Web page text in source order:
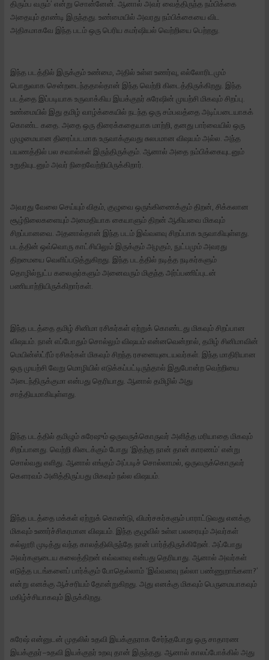
திரும்ப வரும்’ என்று சொன்னேன். ஆனால் அவர் வைத்திருந்த நம்பிக்கை
அதையும் தாண்டி இருந்தது. உண்மையில் அவரது நம்பிக்கையை விட
அதிகமாகவே இந்த படம் ஒரு பெரிய கமர்ஷியல் வெற்றியை பெற்றது.
இந்த படத்தில் இருக்கும் உண்மை, அதில் உள்ள உணர்வு, எல்லோரிடமும்
பொதுவாக சென்றடைந்ததால்தான் இந்த வெற்றி கிடைத்திருக்கிறது. இந்த
படத்தை இப்படியாக உருவாக்கிய இயக்குநர் சுரேஷின் முயற்சி மிகவும் சிறப்பு.
உண்மையில் இது தமிழ் வாழ்க்கையில் நடந்த ஒரு சம்பவத்தை அடிப்படையாகக்
கொண்ட கதை. அதை ஒரு திரைக்கதையாக மாற்றி, தனது பார்வையில் ஒரு
முழுமையான திரைப்படமாக உருவாக்குவது சுலபமான விஷயம் அல்ல. அந்த
பயணத்தில் பல சவால்கள் இருந்திருக்கும். ஆனால் அதை நம்பிக்கையுடனும்
உறுதியுடனும் அவர் நிறைவேற்றியிருக்கிறார்.
அவரது வேலை செய்யும் விதம், குழுவை ஒருங்கிணைக்கும் திறன், சிக்கலான
சூழ்நிலைகளையும் அமைதியாக கையாளும் திறன் ஆகியவை மிகவும்
சிறப்பானவை. அதனால்தான் இந்த படம் இவ்வளவு சிறப்பாக உருவாகியுள்ளது.
படத்தின் ஒவ்வொரு காட்சியிலும் இருக்கும் அழகும், நுட்பமும் அவரது
திறமையை வெளிப்படுத்துகிறது. இந்த படத்தில் நடித்த நடிகர்களும்
தொழில்நுட்ப கலைஞர்களும் அனைவரும் மிகுந்த அர்ப்பணிப்புடன்
பணியாற்றியிருக்கிறார்கள்.
இந்த படத்தை தமிழ் சினிமா ரசிகர்கள் ஏற்றுக் கொண்டது மிகவும் சிறப்பான
விஷயம். நான் எப்போதும் சொல்லும் விஷயம் என்னவென்றால், தமிழ் சினிமாவின்
மெயின்ஸ்ட்ரீம் ரசிகர்கள் மிகவும் சிறந்த ரசனையுடையவர்கள். இந்த மாதிரியான
ஒரு முயற்சி வேறு மொழியில் எடுக்கப்பட்டிருந்தால் இதுபோன்ற வெற்றியை
அடைந்திருக்குமா என்பது தெரியாது. ஆனால் தமிழில் அது
சாத்தியமாகியுள்ளது.
இந்த படத்தில் தமிழும் சுரேஷும் ஒருவருக்கொருவர் அளித்த மரியாதை மிகவும்
சிறப்பானது. வெற்றி கிடைக்கும் போது ‘இதற்கு நான் தான் காரணம்’ என்று
சொல்வது எளிது. ஆனால் எங்கும் அப்படிச் சொல்லாமல், ஒருவருக்கொருவர்
கௌரவம் அளித்திருப்பது மிகவும் நல்ல விஷயம்.
இந்த படத்தை மக்கள் ஏற்றுக் கொண்டு, விமர்சகர்களும் பாராட்டுவது எனக்கு
மிகவும் உணர்ச்சிகரமான விஷயம். இந்த குழுவில் உள்ள பலரையும் அவர்கள்
கல்லூரி முடித்து வந்த காலத்திலிருந்தே நான் பார்த்திருக்கிறேன். அப்போது
அவர்களுடைய கலைத்திறன் எவ்வளவு என்பது தெரியாது. ஆனால் அவர்கள்
எடுத்த படங்களைப் பார்க்கும் போதெல்லாம் ‘இவ்வளவு நல்லா பண்ணுறாங்களா?’
என்று எனக்கு ஆச்சரியம் தோன்றுகிறது. அது எனக்கு மிகவும் பெருமையாகவும்
மகிழ்ச்சியாகவும் இருக்கிறது.
சுரேஷ் என்னுடன் முதலில் உதவி இயக்குநராக சேர்ந்தபோது ஒரு சாதாரண
இயக்குநர்–உதவி இயக்குநர் உறவு தான் இருந்தது. ஆனால் காலப்போக்கில் அது